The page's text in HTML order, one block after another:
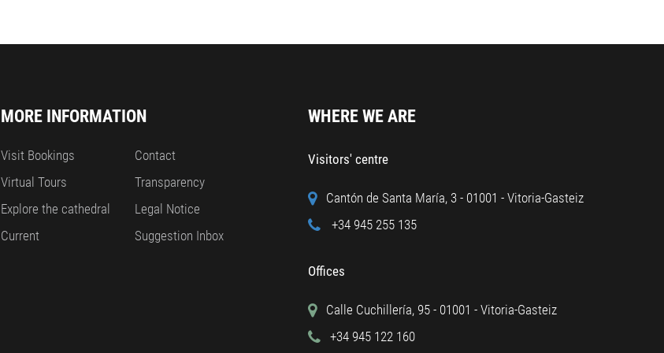
MORE INFORMATION
Visit Bookings
Virtual Tours
Explore the cathedral
Current
Contact
Transparency
Legal Notice
Suggestion Inbox
WHERE WE ARE
Visitors' centre
Cantón de Santa María, 3 - 01001 - Vitoria-Gasteiz
+34 945 255 135
Offices
Calle Cuchillería, 95 - 01001 - Vitoria-Gasteiz
+34 945 122 160